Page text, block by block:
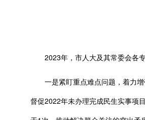
2023年，市人大及其常委会各专
一是紧盯重点难点问题，着力增
督促2022年未办理完成民生实事项